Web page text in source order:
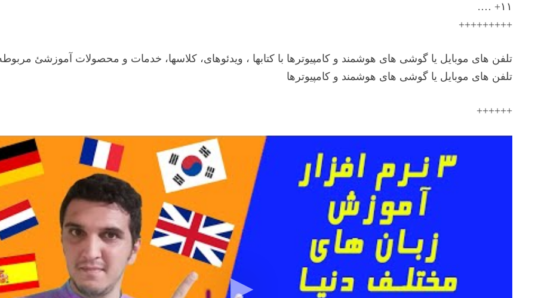
۱۱+ ….
+++++++++
تلفن های موبایل یا گوشی های هوشمند و کامپیوترها با کتابها ، ویدئوهای، کلاسها، خدمات و محصولات آموزشئ
تلفن های موبایل یا گوشی های هوشمند و کامپیوترها
++++++